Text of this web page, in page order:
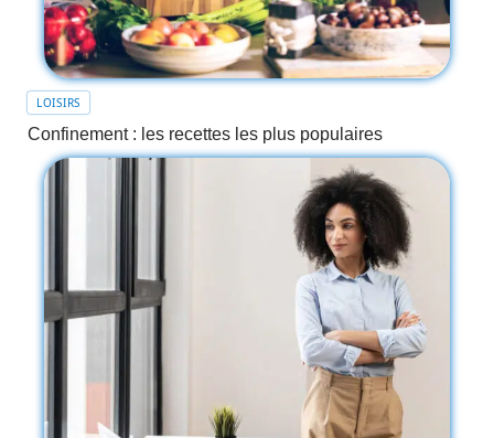
LOISIRS
Confinement : les recettes les plus populaires